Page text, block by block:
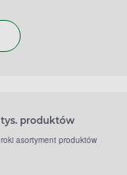
tys. produktów
asortyment produktów